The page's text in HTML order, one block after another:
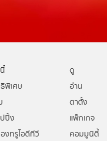
ดู
พิเศษ
อ่าน
ตาตั้ง
ปิ้ง
แพ็กเกจ
งทรูไอดีทีวี
คอมมูนิตี้